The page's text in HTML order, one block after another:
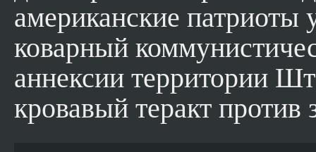
американские патриоты
коварный
аннексии территории
кровавый теракт